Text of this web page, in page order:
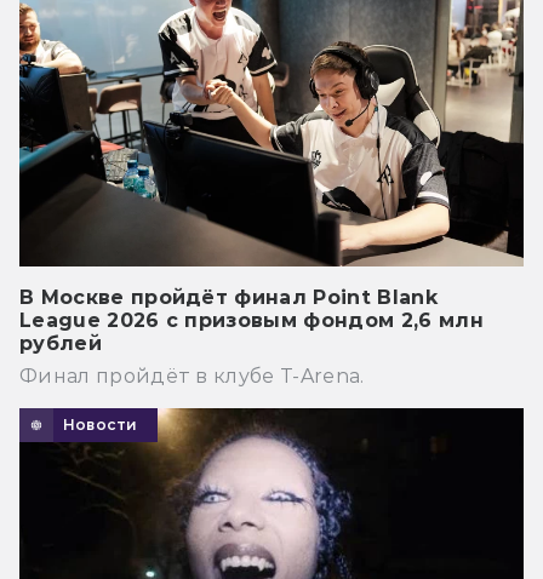
В Москве пройдёт финал Point Blank
League 2026 с призовым фондом 2,6 млн
рублей
Финал пройдёт в клубе T-Arena.
Новости